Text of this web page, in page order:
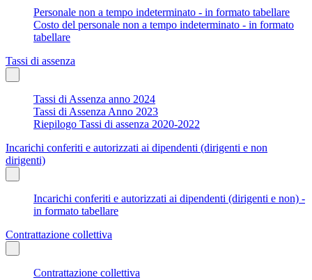
Personale non a tempo indeterminato - in formato tabellare
Costo del personale non a tempo indeterminato - in formato
tabellare
Tassi di assenza
Tassi di Assenza anno 2024
Tassi di Assenza Anno 2023
Riepilogo Tassi di assenza 2020-2022
Incarichi conferiti e autorizzati ai dipendenti (dirigenti e non
dirigenti)
Incarichi conferiti e autorizzati ai dipendenti (dirigenti e non) -
in formato tabellare
Contrattazione collettiva
Contrattazione collettiva